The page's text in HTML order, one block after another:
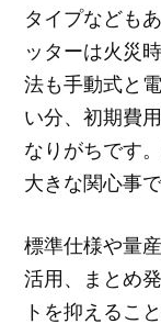
タイプなども
ッターは火災
法も手動式と
い分、初期費
なりがちです
大きな関心事で
標準仕様や量
活用、まとめ
トを抑えるこ